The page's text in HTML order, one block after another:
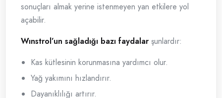
sonuçları almak yerine istenmeyen yan etkilere yol
açabilir.
Wınstrol’un sağladığı bazı faydalar şunlardır:
Kas kütlesinin korunmasına yardımcı olur.
Yağ yakımını hızlandırır.
Dayanıklılığı artırır.